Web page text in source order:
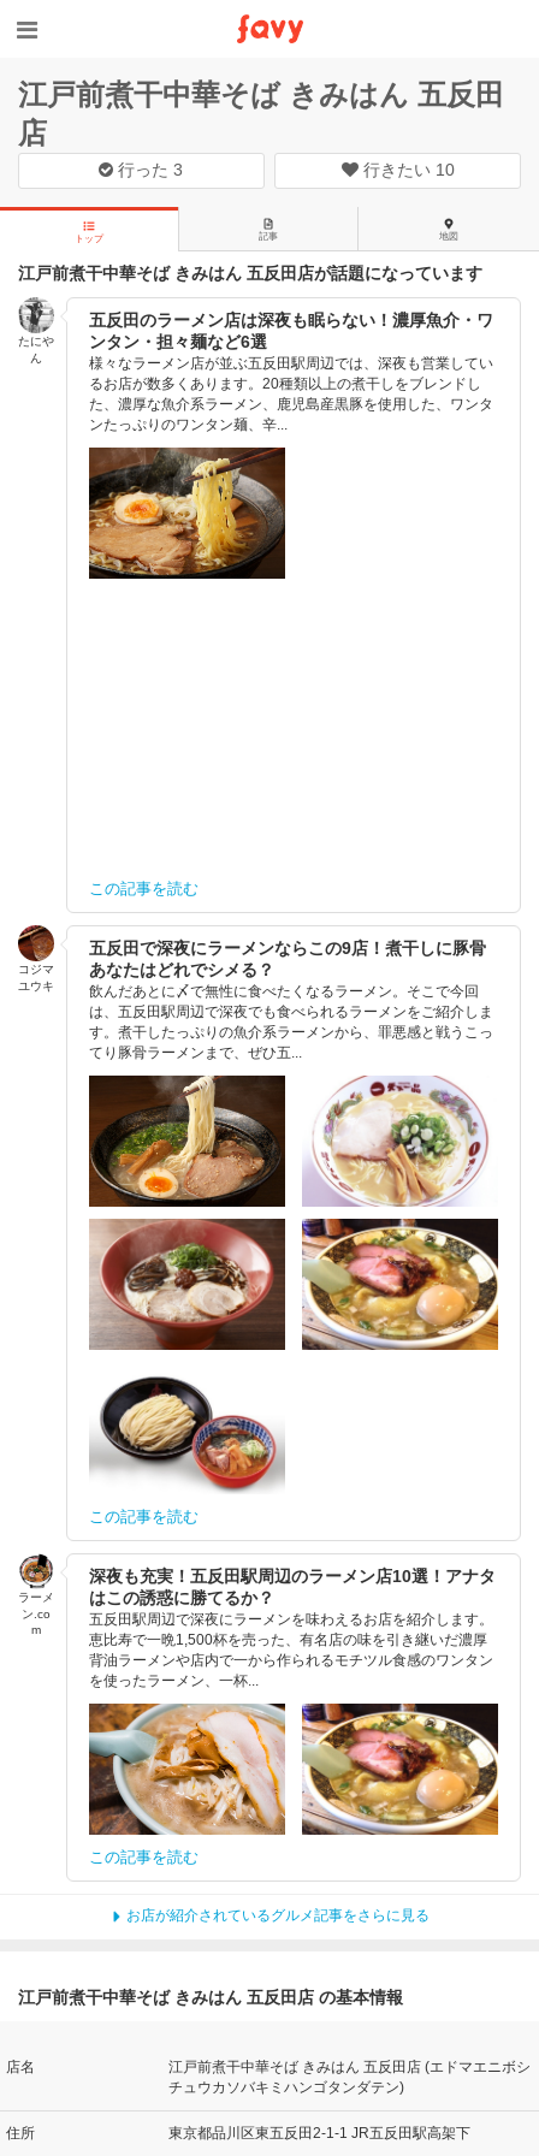
江戸前煮干中華そば きみはん 五反田
店
行った3 行きたい 10
トップ 記事 地図
江戸前煮干中華そば きみはん 五反田店が話題になっています
たにや
ん
五反田のラーメン店は深夜も眠らない！濃厚魚介・ワ
ンタン・担々麺など6選
様々なラーメン店が並ぶ五反田駅周辺では、深夜も営業してい
るお店が数多くあります。20種類以上の煮干しをブレンドし
た、濃厚な魚介系ラーメン、鹿児島産黒豚を使用した、ワンタ
ンたっぷりのワンタン麺、辛...
この記事を読む
コジマ
ユウキ
五反田で深夜にラーメンならこの9店！煮干しに豚骨
あなたはどれでシメる？
飲んだあとに〆で無性に食べたくなるラーメン。そこで今回
は、五反田駅周辺で深夜でも食べられるラーメンをご紹介しま
す。煮干したっぷりの魚介系ラーメンから、罪悪感と戦うこっ
てり豚骨ラーメンまで、ぜひ五...
この記事を読む
ラーメ
ン.co
m
深夜も充実！五反田駅周辺のラーメン店10選！アナタ
はこの誘惑に勝てるか？
五反田駅周辺で深夜にラーメンを味わえるお店を紹介します。
恵比寿で一晩1,500杯を売った、有名店の味を引き継いだ濃厚
背油ラーメンや店内で一から作られるモチツル食感のワンタン
を使ったラーメン、一杯...
この記事を読む
お店が紹介されているグルメ記事をさらに見る
江戸前煮干中華そば きみはん 五反田店 の基本情報
店名
江戸前煮干中華そば きみはん 五反田店 (エドマエニボシ
チュウカソバキミハンゴタンダテン)
住所 東京都品川区東五反田2-1-1 JR五反田駅高架下